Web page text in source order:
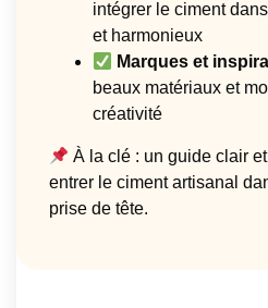
intégrer le ciment
et harmonieux
Marques et
beaux matériaux et
créativité
À la clé : un guide clair
entrer le ciment artisanal
prise de tête.